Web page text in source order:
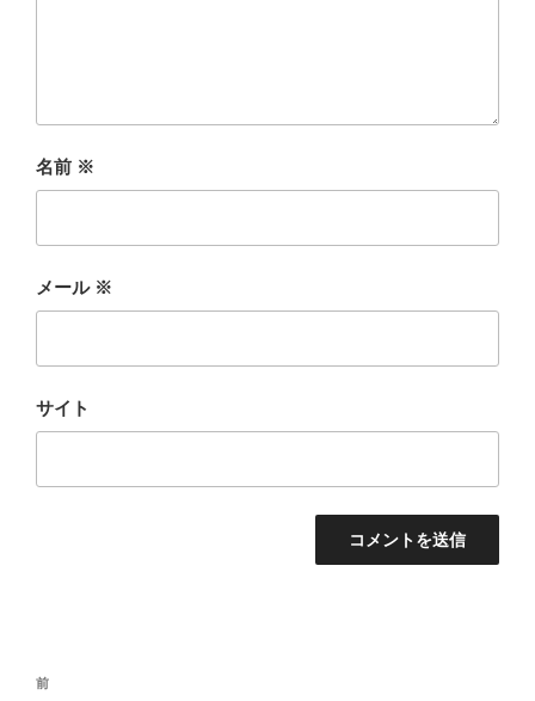
名前 ※
メール ※
サイト
投
前
前